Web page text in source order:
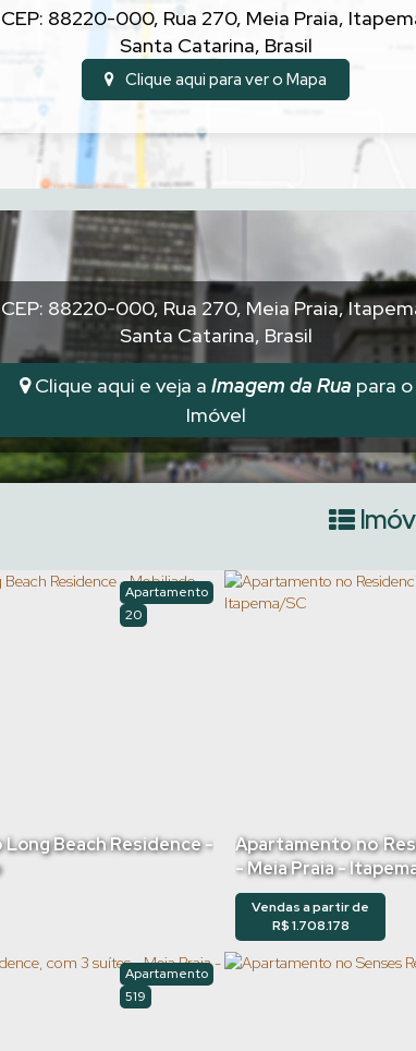
CEP: 88220-000, Rua 270, Meia Praia,
Santa Catarina, Brasil
Clique aqui para ver o Mapa
CEP: 88220-000, Rua 270, Meia Praia,
Santa Catarina, Brasil
Clique aqui e veja a Imagem da Rua para o
Imóvel
Beach Residence -
20
Apartamento
Apartamento no
- Meia Praia -
R$1.708.178
Vendas a partir de
519
Apartamento